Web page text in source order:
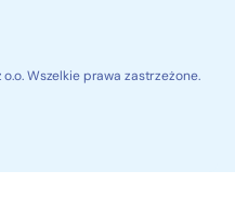
Wszelkie prawa zastrzeżone.